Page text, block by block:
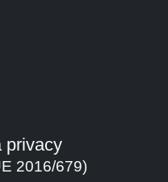
privacy
2016/679)